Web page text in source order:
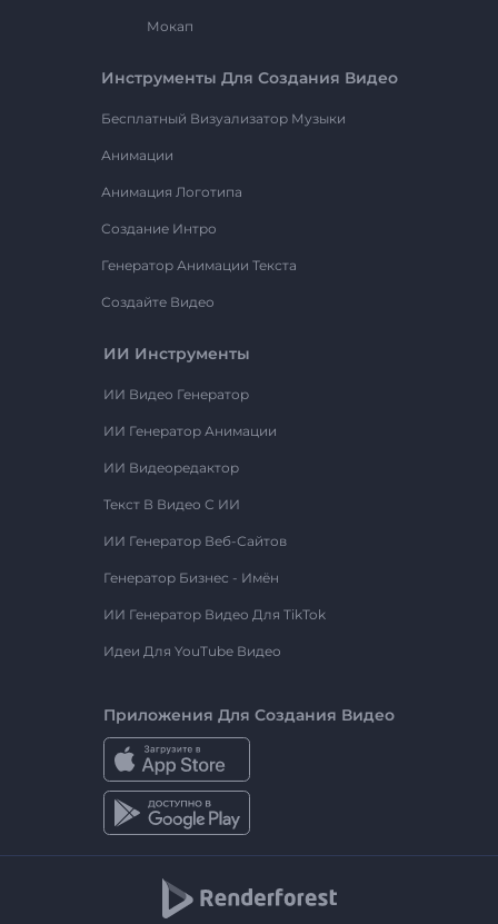
Мокап
Инструменты Для Создания Видео
Бесплатный Визуализатор Музыки
Анимации
Анимация Логотипа
Создание Интро
Генератор Анимации Текста
Создайте Видео
ИИ Инструменты
ИИ Видео Генератор
ИИ Генератор Анимации
ИИ Видеоредактор
Текст В Видео С ИИ
ИИ Генератор Веб-Сайтов
Генератор Бизнес - Имён
ИИ Генератор Видео Для TikTok
Идеи Для YouTube Видео
Приложения Для Создания Видео